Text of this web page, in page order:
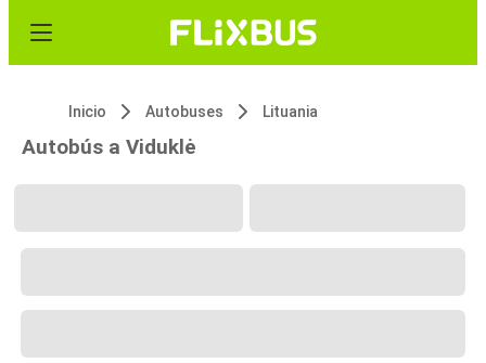
Inicio Autobuses Lituania
Autobús a Viduklė